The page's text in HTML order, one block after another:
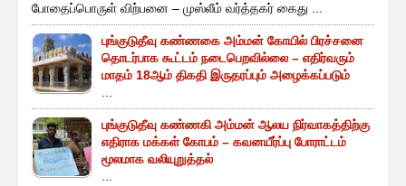
போதைப்பொருள் விற்பனை – முஸ்லீம் வர்த்தகர் கைது ...
புங்குடுதீவு கண்ணகை அம்மன் கோயில் பிரச்சனை
தொடர்பாக கூட்டம் நடைபெறவில்லை – எதிர்வரும்
மாதம் 18ஆம் திகதி இருதரப்பும் அழைக்கப்படும்
...
புங்குடுதீவு கண்ணகி அம்மன் ஆலய நிர்வாகத்திற்கு
எதிராக மக்கள் கோபம் – கவனயீர்ப்பு போராட்டம்
மூலமாக வலியுறுத்தல்
...